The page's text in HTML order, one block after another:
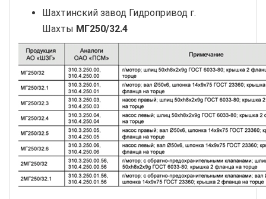
Шахтинский завод Гидропривод г.
Шахты МГ250/32.4